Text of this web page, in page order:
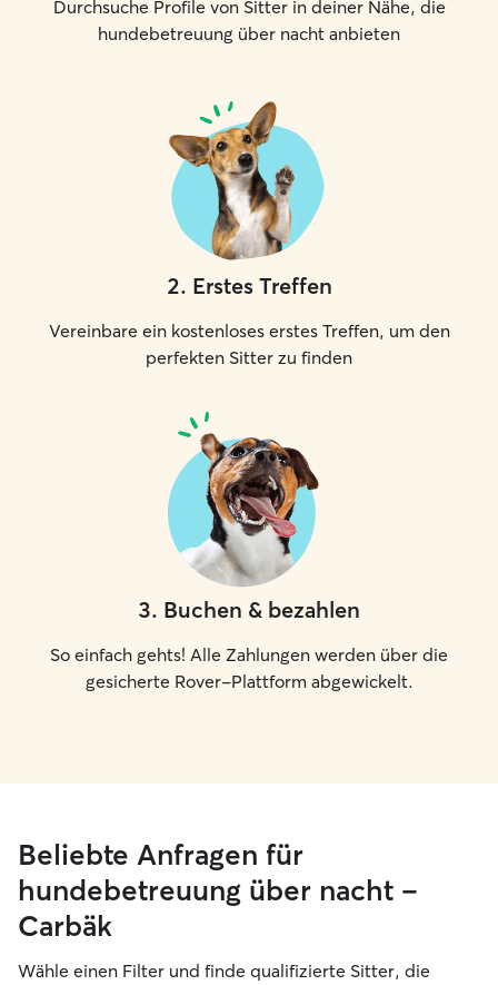
Durchsuche Profile von Sitter in deiner Nähe, die
hundebetreuung über nacht anbieten
2. Erstes Treffen
Vereinbare ein kostenloses erstes Treffen, um den
perfekten Sitter zu finden
3. Buchen & bezahlen
So einfach gehts! Alle Zahlungen werden über die
gesicherte Rover-Plattform abgewickelt.
Beliebte Anfragen für
hundebetreuung über nacht –
Carbäk
Wähle einen Filter und finde qualifizierte Sitter, die